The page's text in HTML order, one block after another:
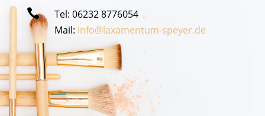

Tel: 06232 8776054
Mail: info@laxamentum-speyer.de